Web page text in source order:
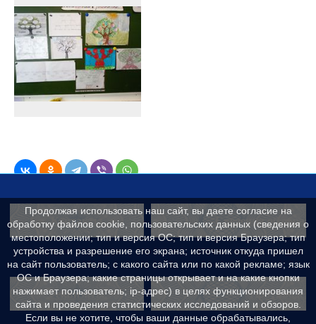
Контакты Сведения об
Реквизиты
Продолжая использовать наш сайт, вы даете согласие на
обработку файлов cookie, пользовательских данных (сведения о
местоположении; тип и версия ОС; тип и версия Браузера; тип
устройства и разрешение его экрана; источник откуда пришел
на сайт пользователь; с какого сайта или по какой рекламе; язык
ОС и Браузера; какие страницы открывает и на какие кнопки
нажимает пользователь; ip-адрес) в целях функционирования
сайта и проведения статистических исследований и обзоров.
Если вы не хотите, чтобы ваши данные обрабатывались,